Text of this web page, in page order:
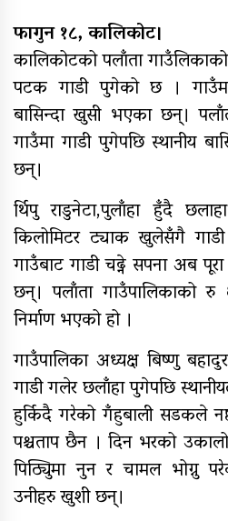
खुर्रा खोलाको
व्यक्तिगत
स्थापना
बैठक
यौनिक तथा
राष्ट्रपति
प्रतियोगिता
गर्भवतीको
फागुन १८, कालिकोट।
कालिकोटको पलाँता
पटक गाडी पुगेको छ ।
बासिन्दा खुसी भएका छन्।
गाउँमा गाडी पुगेपछि स्थानीय
छन्।
र्थिपु राडुनेटा,पुलाँहा हुँदै
किलोमिटर ट्याक खुलेसँगै
गाउँबाट गाडी चढ्ने सपना अब
छन्। पलाँता गाउँपालिकाको
निर्माण भएको हो ।
गाउँपालिका अध्यक्ष बिष्णु
गाडी गलेर छलाँहा पुगेपछि
हुर्किदै गरेको गँहुबाली सडकले
पश्चताप छैन । दिन भरको
पिठ्यिुमा नुन र चामल भोग्नु
उनीहरु खुशी छन्।